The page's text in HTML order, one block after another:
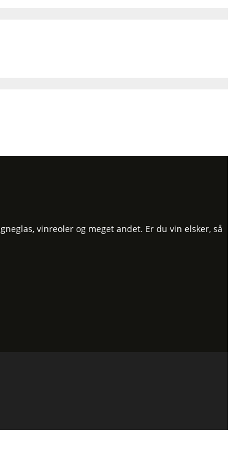
vinreoler og meget andet. Er du vin elsker, så